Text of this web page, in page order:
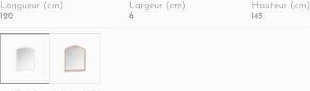
Longueur (cm)
120
Largeur (cm)
6
Hauteur (cm)
145